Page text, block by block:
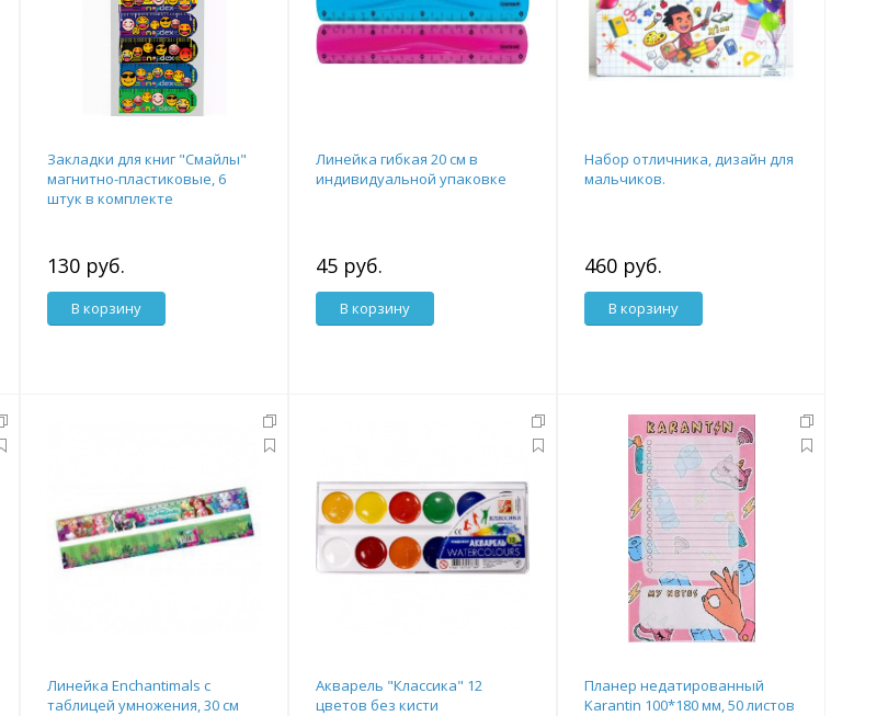
Закладки для книг "Смайлы"
магнитно-пластиковые, 6
штук в комплекте
130 руб.
В корзину
Линейка гибкая 20 см в
индивидуальной упаковке
45 руб.
В корзину
Набор отличника, дизайн для
мальчиков.
460 руб.
В корзину
Линейка Enchantimals с
таблицей умножения, 30 см
Акварель "Классика" 12
цветов без кисти
Планер недатированный
Karantin 100*180 мм, 50 листов